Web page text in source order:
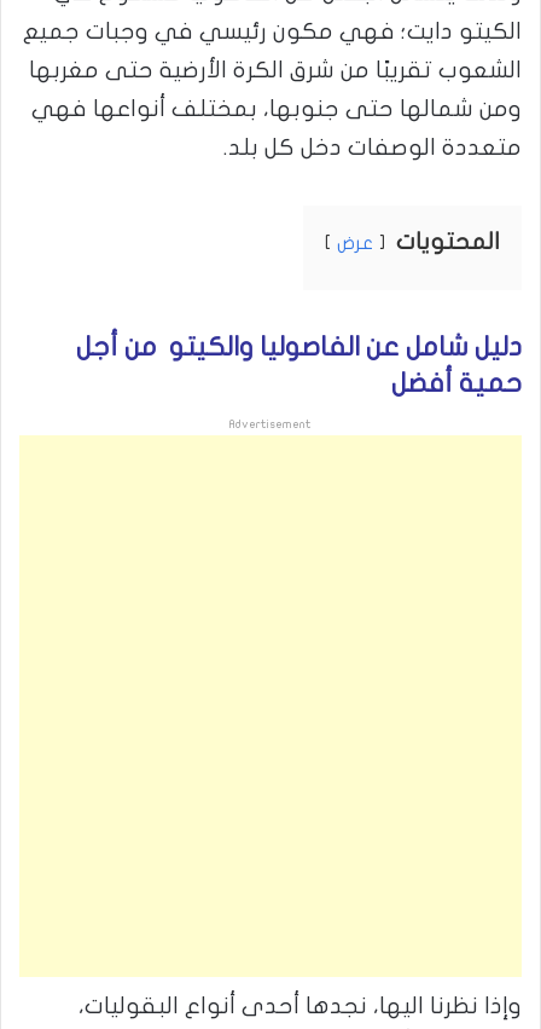
الكيتو دايت؛ فهي مكون رئيسي في وجبات جميع
الشعوب تقريبًا من شرق الكرة الأرضية حتى مغربها
ومن شمالها حتى جنوبها، بمختلف أنواعها فهي
متعددة الوصفات دخل كل بلد.
المحتويات عرض
دليل شامل عن الفاصوليا والكيتو من أجل
حمية أفضل
Advertisement
وإذا نظرنا اليها، نجدها أحدى أنواع البقوليات،